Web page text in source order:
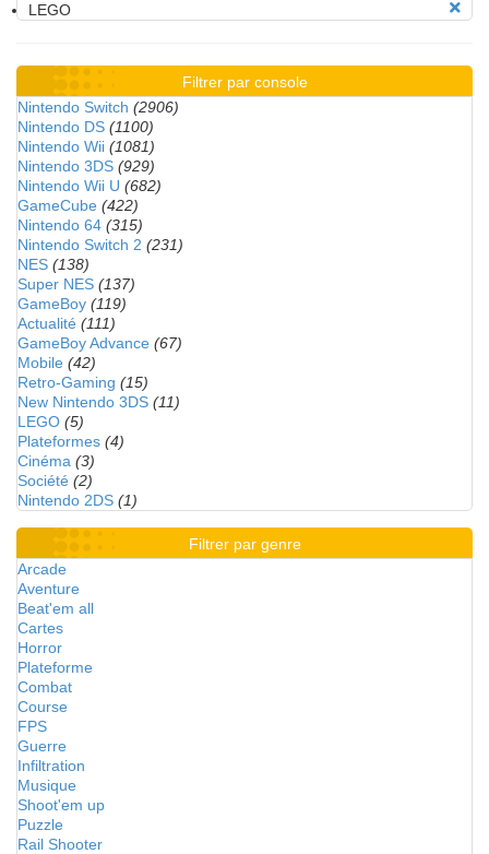
LEGO
Filtrer par console
Nintendo Switch (2906)
Nintendo DS (1100)
Nintendo Wii (1081)
Nintendo 3DS (929)
Nintendo Wii U (682)
GameCube (422)
Nintendo 64 (315)
Nintendo Switch 2 (231)
NES (138)
Super NES (137)
GameBoy (119)
Actualité (111)
GameBoy Advance (67)
Mobile (42)
Retro-Gaming (15)
New Nintendo 3DS (11)
LEGO (5)
Plateformes (4)
Cinéma (3)
Société (2)
Nintendo 2DS (1)
Filtrer par genre
Arcade
Aventure
Beat'em all
Cartes
Horror
Plateforme
Combat
Course
FPS
Guerre
Infiltration
Musique
Shoot'em up
Puzzle
Rail Shooter